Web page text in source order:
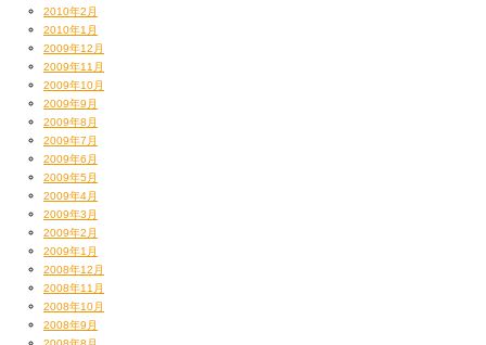
そろそろオトナになってほしいものだ。
んで夜は『さかいゆう』の初ワンマンLIVEを
渋谷PLUGにて見学。
素晴らしい演奏とパフォーマンス。
弛緩と緊張感。
せくしーも頑張ってたよー（ラップもしてた）。
2010年2月
2010年1月
2009年12月
2009年11月
2009年10月
2009年9月
2009年8月
2009年7月
2009年6月
2009年5月
2009年4月
2009年3月
2009年2月
2009年1月
2008年12月
2008年11月
2008年10月
2008年9月